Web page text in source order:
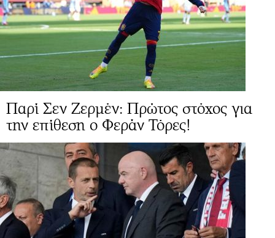
Παρί Σεν Ζερμέν: Πρώτος στόχος για
την επίθεση ο Φεράν Τόρες!